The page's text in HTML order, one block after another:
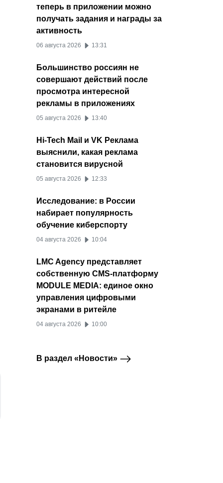
теперь в приложении можно
получать задания и награды за
активность
06 августа 2026 13:31
Большинство россиян не
совершают действий после
просмотра интересной
рекламы в приложениях
05 августа 2026 13:40
Hi-Tech Mail и VK Реклама
выяснили, какая реклама
становится вирусной
05 августа 2026 12:33
Исследование: в России
набирает популярность
обучение киберспорту
04 августа 2026 10:04
LMC Agency представляет
собственную CMS-платформу
MODULE MEDIA: единое окно
управления цифровыми
экранами в ритейле
04 августа 2026 10:00
В раздел «Новости»